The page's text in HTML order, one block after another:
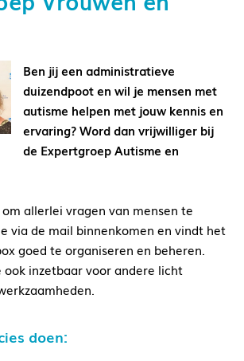
Ben jij een administratieve
duizendpoot en wil je mensen met
autisme helpen met jouw kennis en
ervaring? Word dan vrijwilliger bij
de Expertgroep Autisme en
allerlei vragen van mensen te
via de mail binnenkomen en vindt het
goed te organiseren en beheren.
ook inzetbaar voor andere licht
doen: